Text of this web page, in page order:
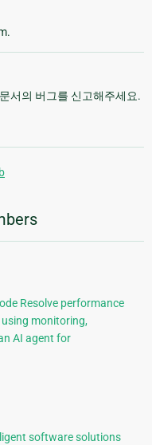
서의 버그를 신고해주세요.
Resolve performance
monitoring,
AI agent for
software solutions